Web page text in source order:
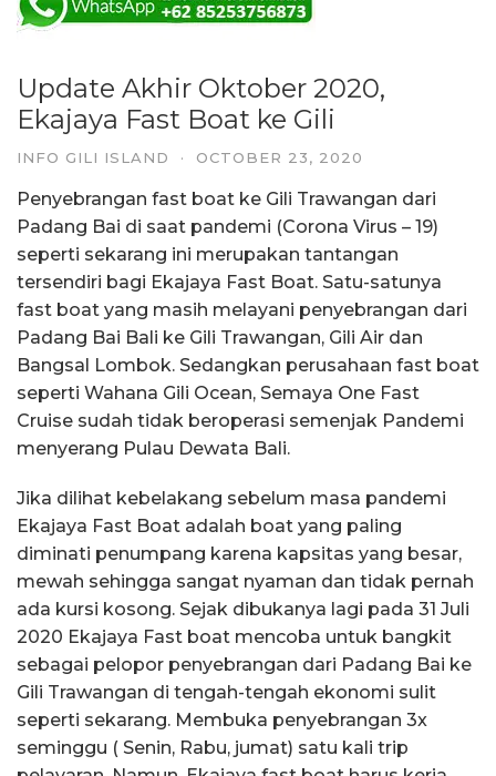
Update Akhir Oktober 2020,
Ekajaya Fast Boat ke Gili
INFO GILI ISLAND · OCTOBER 23, 2020
Penyebrangan fast boat ke Gili Trawangan dari
Padang Bai di saat pandemi (Corona Virus – 19)
seperti sekarang ini merupakan tantangan
tersendiri bagi Ekajaya Fast Boat. Satu-satunya
fast boat yang masih melayani penyebrangan dari
Padang Bai Bali ke Gili Trawangan, Gili Air dan
Bangsal Lombok. Sedangkan perusahaan fast boat
seperti Wahana Gili Ocean, Semaya One Fast
Cruise sudah tidak beroperasi semenjak Pandemi
menyerang Pulau Dewata Bali.
Jika dilihat kebelakang sebelum masa pandemi
Ekajaya Fast Boat adalah boat yang paling
diminati penumpang karena kapsitas yang besar,
mewah sehingga sangat nyaman dan tidak pernah
ada kursi kosong. Sejak dibukanya lagi pada 31 Juli
2020 Ekajaya Fast boat mencoba untuk bangkit
sebagai pelopor penyebrangan dari Padang Bai ke
Gili Trawangan di tengah-tengah ekonomi sulit
seperti sekarang. Membuka penyebrangan 3x
seminggu ( Senin, Rabu, jumat) satu kali trip